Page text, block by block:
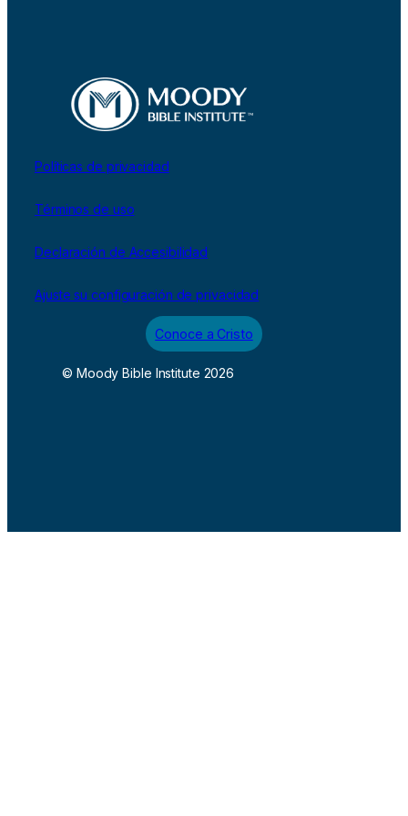
Políticas de privacidad
Términos de uso
Declaración de Accesibilidad
Ajuste su configuración de privacidad
Conoce a Cristo
© Moody Bible Institute 2026